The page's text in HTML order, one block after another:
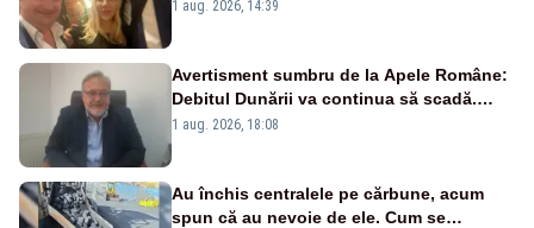
1 aug. 2026, 14:39
Avertisment sumbru de la Apele Române:
Debitul Dunării va continua să scadă.
Cernavodă s-ar putea închide în 4 zile
1 aug. 2026, 18:08
Au închis centralele pe cărbune, acum
spun că au nevoie de ele. Cum se